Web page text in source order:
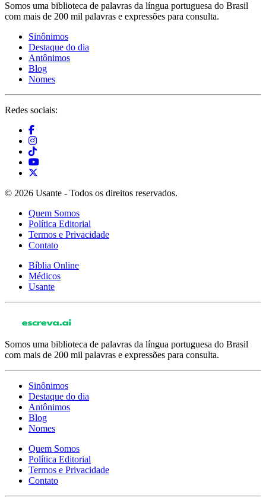
Somos uma biblioteca de palavras da língua portuguesa do Brasil
com mais de 200 mil palavras e expressões para consulta.
Sinônimos
Destaque do dia
Antônimos
Blog
Nomes
Redes sociais:
© 2026 Usante - Todos os direitos reservados.
Quem Somos
Política Editorial
Termos e Privacidade
Contato
Bíblia Online
Médicos
Usante
Somos uma biblioteca de palavras da língua portuguesa do Brasil
com mais de 200 mil palavras e expressões para consulta.
Sinônimos
Destaque do dia
Antônimos
Blog
Nomes
Quem Somos
Política Editorial
Termos e Privacidade
Contato